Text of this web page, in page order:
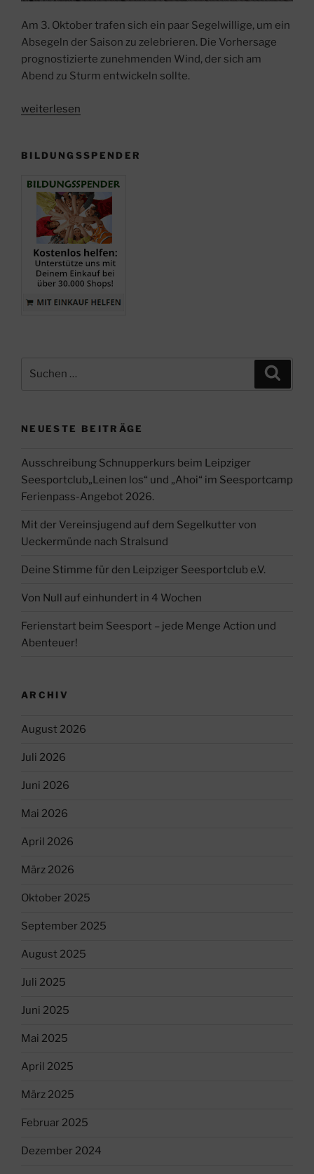
Am 3. Oktober trafen sich ein paar Segelwillige, um ein
Absegeln der Saison zu zelebrieren. Die Vorhersage
prognostizierte zunehmenden Wind, der sich am
Abend zu Sturm entwickeln sollte.
„Absegeln
und
weiterlesen
BILDUNGSSPENDER
NEUESTE BEITRÄGE
Ausschreibung Schnupperkurs beim Leipziger
Seesportclub„Leinen los“ und „Ahoi“ im Seesportcamp
Ferienpass-Angebot 2026.
Mit der Vereinsjugend auf dem Segelkutter von
Ueckermünde nach Stralsund
Deine Stimme für den Leipziger Seesportclub e.V.
Von Null auf einhundert in 4 Wochen
Ferienstart beim Seesport – jede Menge Action und
Abenteuer!
ARCHIV
August 2026
Juli 2026
Juni 2026
Mai 2026
April 2026
März 2026
Oktober 2025
September 2025
August 2025
Juli 2025
Juni 2025
Mai 2025
April 2025
März 2025
Februar 2025
Dezember 2024